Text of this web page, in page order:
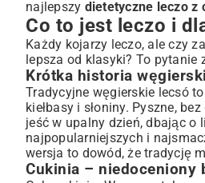
Wybór odpowiednich
Przygotowanie krok po kroku
Smażenie warzyw – kolejność
Duszenie – sekrety idealnego
Kiedy dodać cukinię, by była
Wariacje i modyfikacje –
Leczo wegetariańskie i
Jak wzbogacić leczo o białko?
Leczo z mięsem – lekka
Z czym podawać dietetyczne
najlepszy dietetyczne leczo z
Co to jest leczo i
Każdy kojarzy leczo, ale czy
lepsza od klasyki? To pytanie
Krótka historia
Tradycyjne węgierskie lecsó
kiełbasy i słoniny. Pyszne,
jeść w upalny dzień, dbając o
najpopularniejszych i
wersja to dowód, że tradycję
Cukinia – niedoceniony